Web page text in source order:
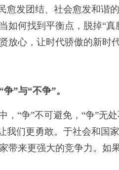
愈发团结、社会愈发和谐
如何找到平衡点，脱掉“
放心，让时代骄傲的新时代
”与“不争”。
， “争”不可避免，“争”无
我们更勇敢。于社会和国
带来更强大的竞争力。如